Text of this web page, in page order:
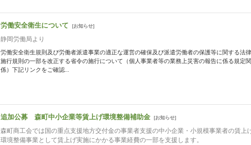
労働安全衛生について [お知らせ]
静岡労働局より
労働安全衛生規則及び労働者派遣事業の適正な運営の確保及び派遣労働者の保護等に関する法律
施行規則の一部を改正する省令の施行について（個人事業者等の業務上災害の報告に係る規定関
係）下記リンクをご確認...
追加公募 森町中小企業等賃上げ環境整備補助金 [お知らせ]
森町商工会では国の重点支援地方交付金の事業者支援の中小企業・小規模事業者の賃上
環境整備事業として賃上げ実施にかかる事業経費の一部を支援します。